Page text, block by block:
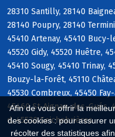
Afin de vous offrir la
des cookies : pour assurer
récolter des statistiques
28310 Santilly, 28140
28140 Poupry, 28140
45410 Artenay, 45410 Bucy-
45520 Gidy, 45520 Huêtre,
45410 Sougy, 45410 Trinay,
Bouzy-la-Forêt, 45110
45530 Combreux, 45450
45460 St-Aignan-des-Gués,
d, 45530 Seichebrières